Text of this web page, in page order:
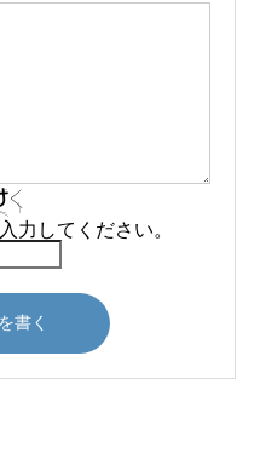
力してください。